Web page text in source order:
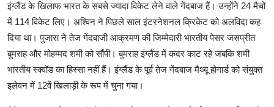
इंग्लैंड के खिलाफ भारत के सबसे ज्यादा विकेट लेने वाले गेंदबाज हैं। उन्होंने 24 मैचों
में 114 विकेट लिए। अश्विन ने पिछले साल इंटरनेशनल क्रिकेट को अलविदा कह
दिया था। पुजारा ने तेज गेंदबाजी आक्रमण की जिम्मेदारी भारतीय पेसर जसप्रीत
बुमराह और मोहम्मद शमी को सौंपी। बुमराह इंग्लैंड में कदर काट रहे जबकि शमी
भारतीय स्क्वॉड का हिस्सा नहीं हैं। इंग्लैंड के पूर्व तेज गेंदबाज मैथ्यू होगार्ड को संयुक्त
इलेवन में 12वें खिलाड़ी के रूप में चुना गया।